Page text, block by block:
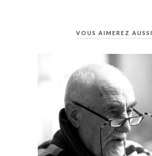
VOUS AIMEREZ AUSSI